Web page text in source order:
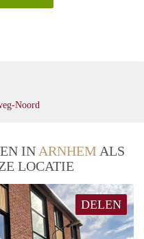
Noord
IN ARNHEM ALS
LOCATIE
DELEN